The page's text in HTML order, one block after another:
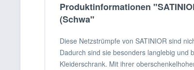
Produktinformationen
(Schwa"
Diese Netzstrümpfe von SATINIOR sind
Dadurch sind sie besonders langlebig und
Kleiderschrank. Mit ihrer